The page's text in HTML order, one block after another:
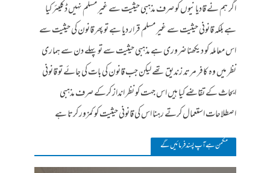
اگر ہم نے قادیانیوں کو صرف مذہبی حیثیت سے غیر مسلم نہیں ڈکلیئر کیا
ہے بلکہ قانونی حیثیت سے غیر مسلم قرار دیا ہے تو پھر قانون کی حیثیت سے
اس معاملہ کو دیکھنا ضروری ہے مذہبی حیثیت سے تو پہلے دن سے ہماری
نظر میں وہ کافر مرتد زندیق تھے لیکن جب قانون کی بات کی جائے تو قانونی
ابحاث کے تقاضے کیا ہیں اس جہت کو نظر انداز کرکے صرف مذہبی
اصطلاحات استعمال کرتے رہنا اس کی قانونی حیثیت کو کمزور کرتا ہے
مکمن ہےآپ پسند فرمائیں گے